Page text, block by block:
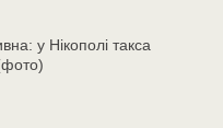
у Нікополі такса